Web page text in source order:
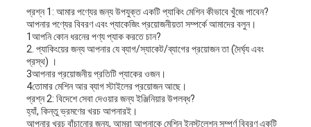
প্রশ্ন 1: আমার পণ্যের জন্য উপযুক্ত একটি প্যাকিং মেশিন কীভাবে খুঁজে পাবেন?
আপনার পণ্যের বিবরণ এবং প্যাকেজিং প্রয়োজনীয়তা সম্পর্কে আমাদের বলুন।
1আপনি কোন ধরনের পণ্য প্যাক করতে চান?
2. প্যাকিংয়ের জন্য আপনার যে ব্যাগ/স্যাকেট/ব্যাগের প্রয়োজন তা (দৈর্ঘ্য এবং
প্রস্থ) ।
3আপনার প্রয়োজনীয় প্রতিটি প্যাকের ওজন।
4তোমার মেশিন আর ব্যাগ স্টাইলের প্রয়োজন আছে।
প্রশ্ন 2: বিদেশে সেবা দেওয়ার জন্য ইঞ্জিনিয়ার উপলব্ধ?
হ্যাঁ, কিন্তু ভ্রমণের খরচ আপনারই।
আপনার খরচ বাঁচানোর জন্য, আমরা আপনাকে মেশিন ইনস্টলেশন সম্পূর্ণ বিবরণ একটি